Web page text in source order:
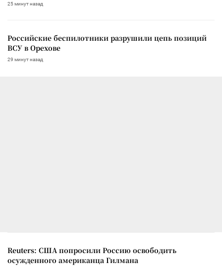
25 минут назад
Российские беспилотники разрушили цепь позиций
ВСУ в Орехове
29 минут назад
Reuters: США попросили Россию освободить
осужденного американца Гилмана